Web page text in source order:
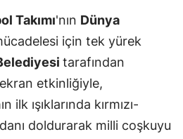
Takımı'nın Dünya
için tek yürek
tarafından
etkinliğiyle,
ışıklarında kırmızı-
doldurarak milli coşkuyu